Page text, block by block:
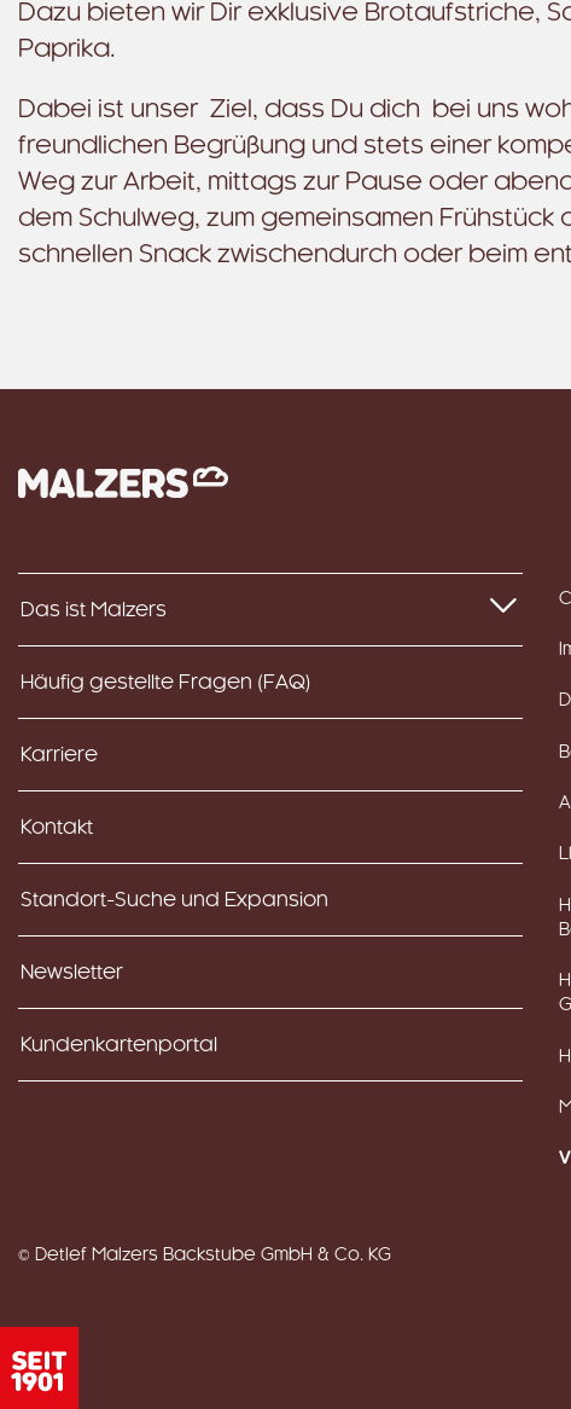
Dazu bieten wir Dir exklusive Brotaufstriche,
Paprika.
Dabei ist unser Ziel, dass Du dich bei uns
freundlichen Begrüßung und stets einer
Weg zur Arbeit, mittags zur Pause oder
dem Schulweg, zum gemeinsamen
schnellen Snack zwischendurch oder beim
Das ist Malzers
Häufig gestellte Fragen (FAQ)
Karriere
Kontakt
Standort-Suche und Expansion
Newsletter
Kundenkartenportal
© Detlef Malzers Backstube GmbH & Co. KG